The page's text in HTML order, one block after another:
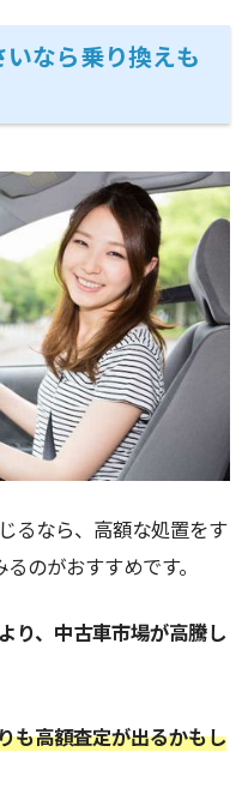
なら乗り換えも
るなら、高額な処置をす
のがおすすめです。
り、中古車市場が高騰し
も高額査定が出るかもし